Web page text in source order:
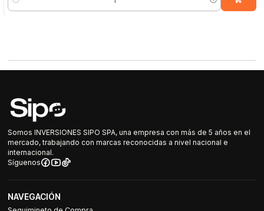
Cantidad
Somos INVERSIONES SIPO SPA, una empresa con más de 5 años en el
mercado, trabajando con marcas reconocidas a nivel nacional e
internacional.
Síguenos
NAVEGACIÓN